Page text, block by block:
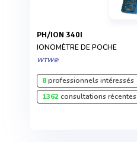
PH/ION 340I
IONOMÈTRE DE POCHE
WTW®
8professionnels intéressés
1362consultations récentes